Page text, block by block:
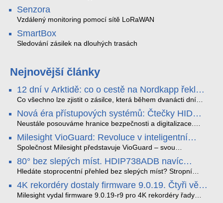
Senzora
Vzdálený monitoring pomocí sítě LoRaWAN
SmartBox
Sledování zásilek na dlouhých trasách
Nejnovější články
12 dní v Arktidě: co o cestě na Nordkapp řekla
data ze SMARTBOX 2 MAX
Co všechno lze zjistit o zásilce, která během dvanácti dní
projede Arktidou? SMARTBOX 2 MAX jsme vzali na trasu z
Tromsø přes Lofoty, Kirunu a finské Laponsko až na
Nordkapp. Bez jediného dobití, v mrazu až −13 °C a mimo
otřesy i náklon. Výsledkem není jen čára na mapě, ale
podrobný datový příběh celé cesty.
Nová éra přístupových systémů: Čtečky HID
Signo
Neustále posouváme hranice bezpečnosti a digitalizace.
v oblasti kontroly přístupu – moderní a vysoce univerzální
čtečky HID Signo.
Milesight VioGuard: Revoluce v inteligentní
detekci dopravních přestupků
Společnost Milesight představuje VioGuard – svou
dopravních přestupků. Tento systém, poháněný
sofistikovanými algoritmy umělé inteligence (AI), je navržen
tak, aby poskytoval komplexní nástroje pro vymáhání
dopravních předpisů, zvyšoval bezpečnost na silnicích a
optimalizoval plynulost dopravy v moderních městech.
80° bez slepých míst. HDIP738ADB navíc
streamuje na YouTube – bez PC.
Hledáte stoprocentní přehled bez slepých míst? Stropní
panoramatická kamera HDIP738ADB skládá obraz ze dvou
4MP senzorů SONY do jednoho čistého 180° záběru bez
zkreslení. K tomu přidává AI detekci osob a vozidel,
4K rekordéry dostaly firmware 9.0.19. Čtyři věci,
které musíte vědět.
Milesight vydal firmware 9.0.19-r9 pro 4K rekordéry řady